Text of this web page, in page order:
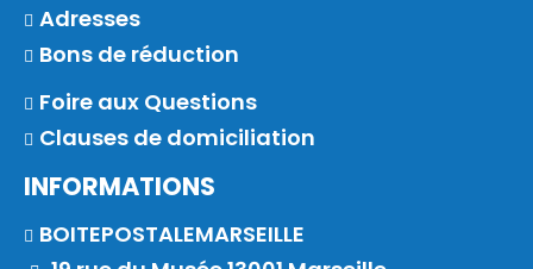
Adresses
Bons de réduction
Foire aux Questions
Clauses de domiciliation
INFORMATIONS
BOITEPOSTALEMARSEILLE